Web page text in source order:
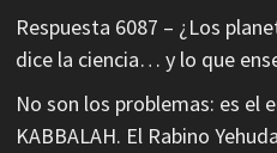
Respuesta 6087 – ¿Los
dice la ciencia… y lo que
No son los problemas: es el
KABBALAH. El Rabino